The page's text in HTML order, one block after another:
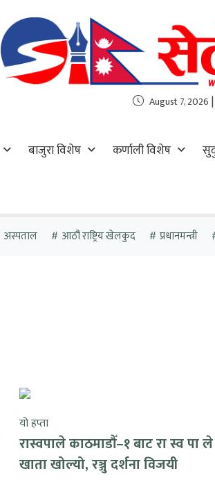
August 7, 2026
बाजुरा विशेष कर्णाली विशेष
अस्पताल आठौं राष्ट्रिय खेलकुद प्रधानमन्त्री
यो हप्ता
रास्वपाले काठमाडौँ–१ बाट रा स्व पा ले
खाता खोल्यो, रञ्जु दर्शना विजयी